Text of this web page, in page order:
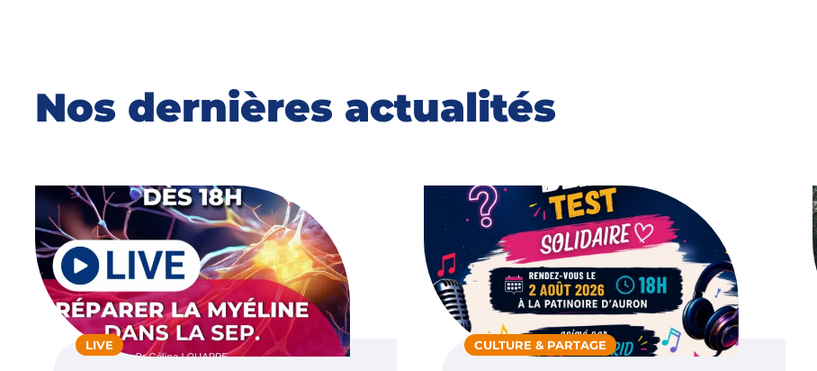
Nos dernières actualités
LIVE CULTURE & PARTAGE